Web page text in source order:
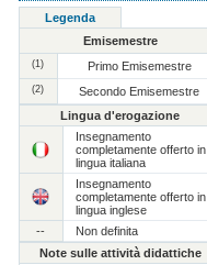
Legenda
Emisemestre
(1) Primo Emisemestre
(2)
Secondo Emisemestre
Lingua d'erogazione
Insegnamento
completamente offerto in
lingua italiana
Insegnamento
completamente offerto in
lingua inglese
--
Non definita
Note sulle attività didattiche